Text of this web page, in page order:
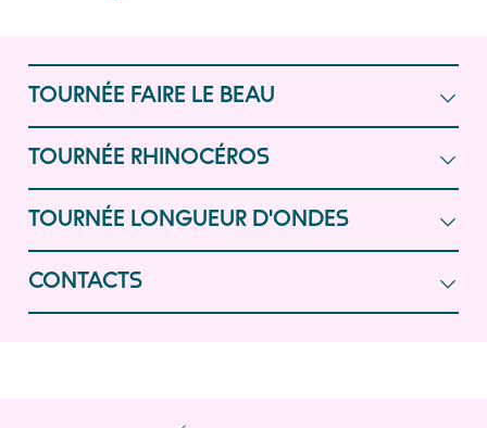
TOURNÉE FAIRE LE BEAU
TOURNÉE RHINOCÉROS
TOURNÉE LONGUEUR D'ONDES
CONTACTS